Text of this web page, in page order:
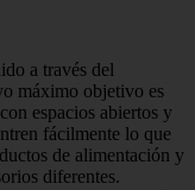
a través del
máxi­mo objetivo es
espacios abiertos y
fácilmente lo que
de alimentación y
diferentes.